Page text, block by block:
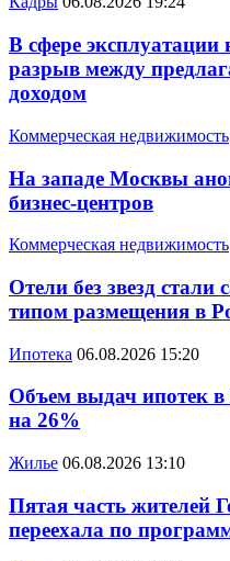
В сфере
разрыв между
доходом
Коммерческая недвижимость
На западе Москвы
бизнес-центров
Коммерческая недвижимость
Отели без звезд
типом размещения в
Ипотека 06.08.2026 15:20
Объем выдач ипотек в
на 26%
Жилье 06.08.2026 13:10
Пятая часть жителей
переехала по